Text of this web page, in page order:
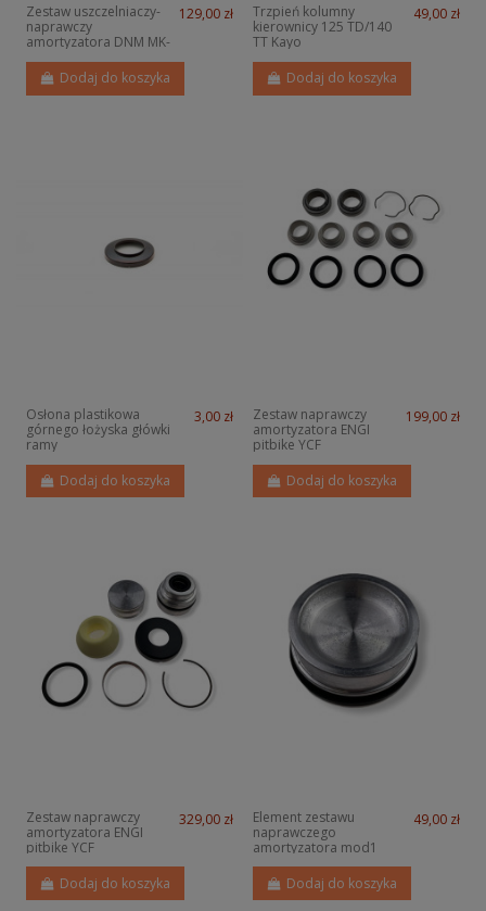
Zestaw uszczelniaczy-
naprawczy
amortyzatora DNM MK-
129,00 zł
Dodaj do koszyka
Trzpień kolumny
kierownicy 125 TD/140
TT Kayo
49,00 zł
Dodaj do koszyka
Osłona plastikowa
górnego łożyska główki
ramy
3,00 zł
Dodaj do koszyka
Zestaw naprawczy
amortyzatora ENGI
pitbike YCF
199,00 zł
Dodaj do koszyka
Zestaw naprawczy
amortyzatora ENGI
pitbike YCF
329,00 zł
Dodaj do koszyka
Element zestawu
naprawczego
amortyzatora mod1
2018 pitbike YCF
49,00 zł
Dodaj do koszyka